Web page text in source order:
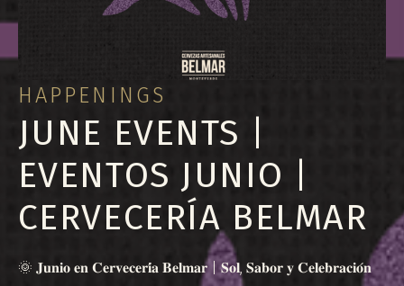
HAPPENINGS
JUNE EVENTS |
EVENTOS JUNIO |
CERVECERÍA BELMAR
🌞 𝐉𝐮𝐧𝐢𝐨 𝐞𝐧 𝐂𝐞𝐫𝐯𝐞𝐜𝐞𝐫𝐢́𝐚 𝐁𝐞𝐥𝐦𝐚𝐫 | 𝐒𝐨𝐥, 𝐒𝐚𝐛𝐨𝐫 𝐲 𝐂𝐞𝐥𝐞𝐛𝐫𝐚𝐜𝐢𝐨́𝐧